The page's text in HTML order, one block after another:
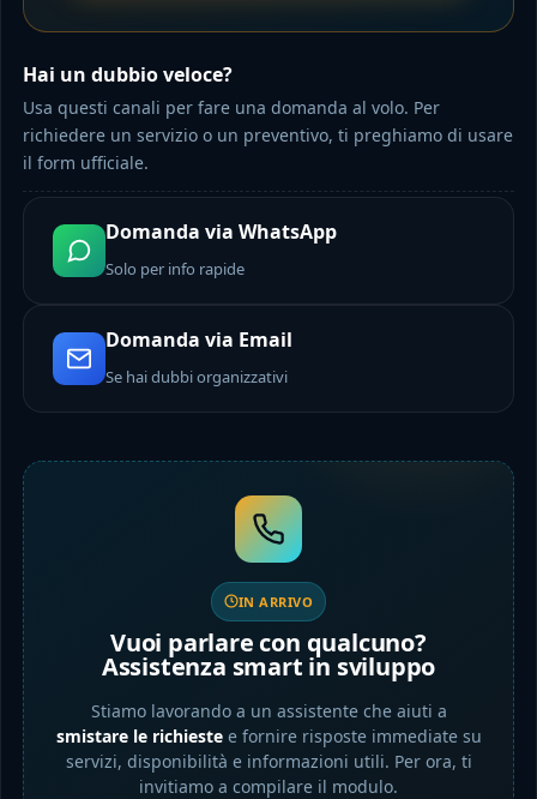
Hai un dubbio veloce?
Usa questi canali per fare una domanda al volo. Per
richiedere un servizio o un preventivo, ti preghiamo di usare
il form ufficiale.
Domanda via WhatsApp
Solo per info rapide
Domanda via Email
Se hai dubbi organizzativi
IN ARRIVO
Vuoi parlare con qualcuno?
Assistenza smart in sviluppo
Stiamo lavorando a un assistente che aiuti a
smistare le richiestee fornire risposte immediate su
servizi, disponibilità e informazioni utili. Per ora, ti
invitiamo a compilare il modulo.